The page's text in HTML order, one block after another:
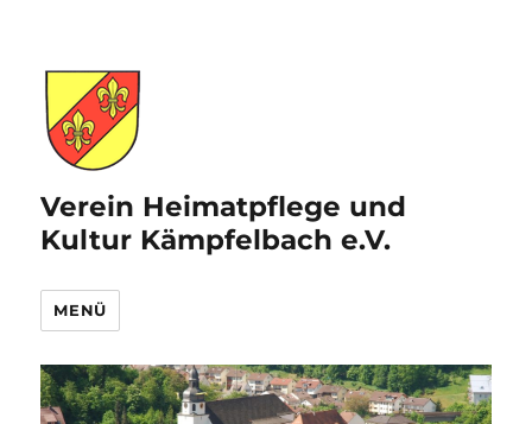
Verein Heimatpflege und
Kultur Kämpfelbach e.V.
MENÜ